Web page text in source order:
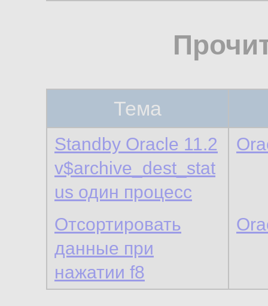
Тема
Standby Oracle 11.2
v$archive_dest_stat
us один процесс
Отсортировать
данные при
нажатии f8